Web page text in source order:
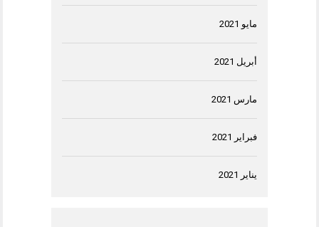
مايو 2021
أبريل 2021
مارس 2021
فبراير 2021
يناير 2021